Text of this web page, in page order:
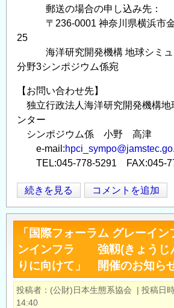
郵送の場合の申し込み先：
〒236-0001 神奈川県横浜市金
25
海洋研究開発機構 地球シミュ
分野3シンポジウム係宛
【お問い合わせ先】
独立行政法人海洋研究開発機構地
ンター
シンポジウム係 小野 高津
e-mail:
TEL:045-778-5291 FAX:045-
HPCI
戦
略
プ
ロ
グ
ラ
ム
続きを見る コメントを追加
「国際フォーラム グレーイ
ンインフラ 強靱(きょうじ
りに向けて」 開催のお知ら
投稿者 (公財)日本生態系協会 | 投稿日
14:40